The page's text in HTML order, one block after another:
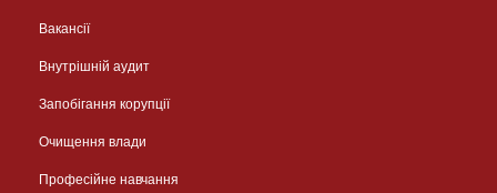
Вакансії
Внутрішній аудит
Запобігання корупції
Очищення влади
Професійне навчання